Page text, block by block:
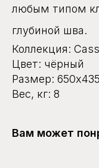
любым типом
глубиной шва.
Коллекция:
Цвет: чёрный
Размер:
Вес, кг: 8
Вам может